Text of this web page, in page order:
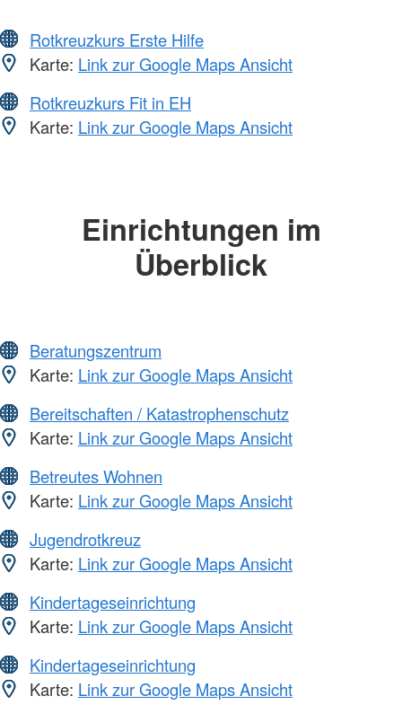
Rotkreuzkurs Erste Hilfe
Karte: Link zur Google Maps Ansicht
Rotkreuzkurs Fit in EH
Karte: Link zur Google Maps Ansicht
Einrichtungen im
Überblick
Beratungszentrum
Karte: Link zur Google Maps Ansicht
Bereitschaften / Katastrophenschutz
Karte: Link zur Google Maps Ansicht
Betreutes Wohnen
Karte: Link zur Google Maps Ansicht
Jugendrotkreuz
Karte: Link zur Google Maps Ansicht
Kindertageseinrichtung
Karte: Link zur Google Maps Ansicht
Kindertageseinrichtung
Karte: Link zur Google Maps Ansicht